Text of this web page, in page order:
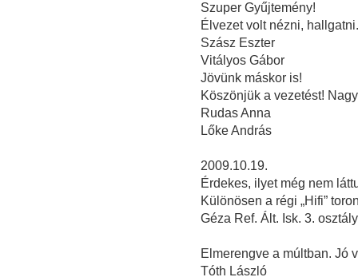
Szuper Gyűjtemény!
Élvezet volt nézni, hallgatni.
Szász Eszter
Vitályos Gábor
Jövünk máskor is!
Köszönjük a vezetést!
Rudas Anna
Lőke András
2009.10.19.
Érdekes, ilyet még nem
Különösen a régi „Hifi”
Géza Ref. Ált. Isk. 3.
Elmerengve a múltban. Jó
Tóth László